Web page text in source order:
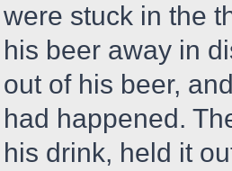
were stuck in the
his beer away in
out of his beer,
had happened.
his drink, held it